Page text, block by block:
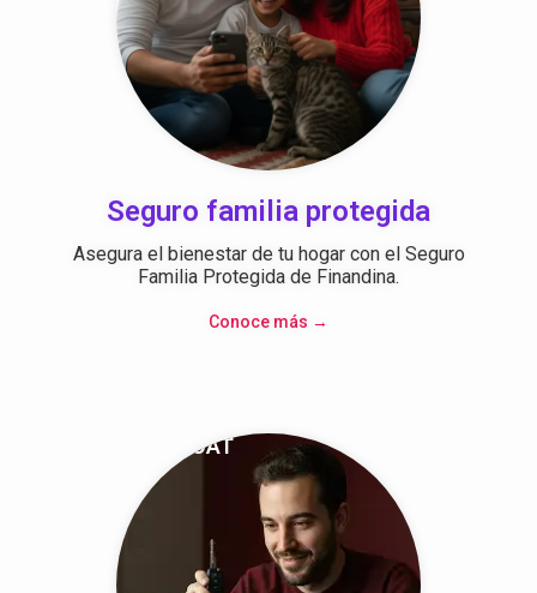
Seguro familia protegida
Asegura el bienestar de tu hogar con el Seguro
Familia Protegida de Finandina.
Conoce más →
SOAT